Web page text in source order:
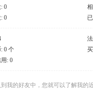
0
0
0 个
: 0
我的好友中，您就可以了解我的